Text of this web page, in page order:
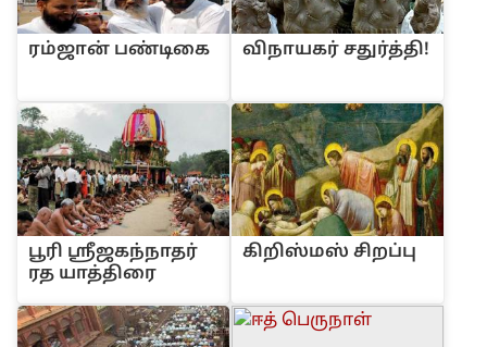
ர‌ம்ஜா‌ன் ப‌ண்டிகை ‌விநாயக‌ர் சது‌ர்‌த்‌தி!
பூ‌ரி ஸ்ரீஜக‌ந்நாத‌ர்
ரத யா‌த்‌திரை
‌கி‌றி‌ஸ்ம‌ஸ் ‌சிற‌ப்பு